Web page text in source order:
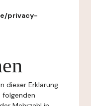
privacy-
dieser Erklärung
folgenden